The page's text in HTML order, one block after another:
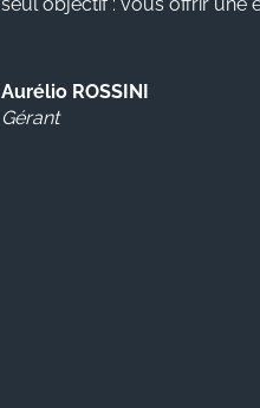
Aurélio ROSSINI
Gérant